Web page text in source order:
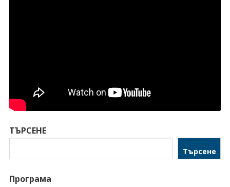
ТЪРСЕНЕ
Търсене
Програма